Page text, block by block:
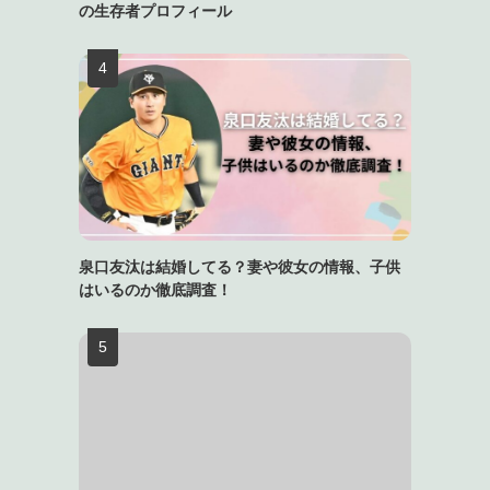
の生存者プロフィール
泉口友汰は結婚してる？妻や彼女の情報、子供
はいるのか徹底調査！